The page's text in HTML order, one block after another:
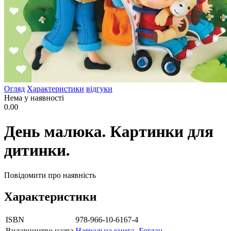
Огляд Характеристики відгуки
Нема у наявності
0.00
День малюка. Картинки для
дитинки.
Повідомити про наявність
Характеристики
ISBN
978-966-10-6167-4